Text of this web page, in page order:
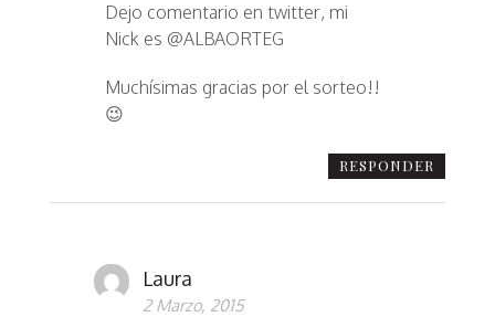
Dejo comentario en twitter, mi
Nick es @ALBAORTEG
Muchísimas gracias por el sorteo!!
😉
RESPONDER
Laura
2 Marzo, 2015